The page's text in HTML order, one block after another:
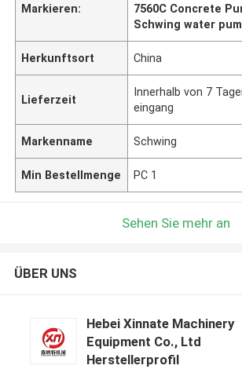
Markieren:
7560C Concrete
Schwing water
Herkunftsort China
Lieferzeit
Innerhalb von 7
eingang
Markenname Schwing
Min Bestellmenge PC 1
Sehen Sie mehr an
ÜBER UNS
Hebei Xinnate Machinery
Equipment Co., Ltd
Herstellerprofil